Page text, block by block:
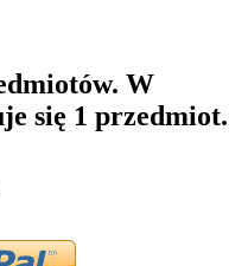
W
się 1 przedmiot.